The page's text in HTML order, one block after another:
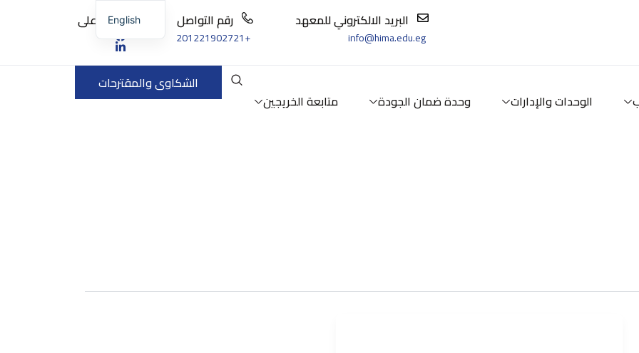
البريد الالكتروني للمعهد
info@hima.edu.eg
رقم التواصل
+201221902721
تابعنا على
الوحدات والإدارات وحدة ضمان الجودة متابعة الخريجين
الشكاوى والمقترحات
English